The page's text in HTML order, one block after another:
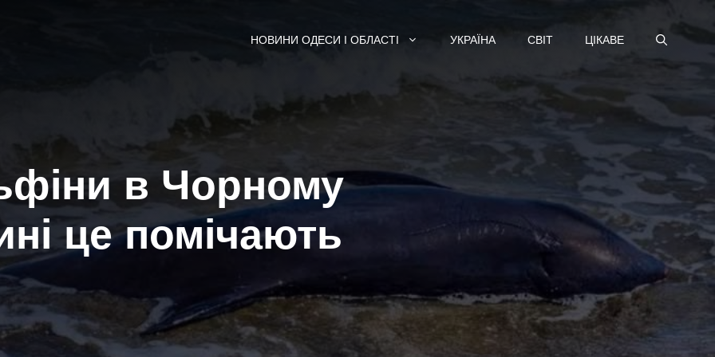
НОВИНИ ОДЕСИ І ОБЛАСТІ УКРАЇНА СВІТ ЦІКАВЕ
в Чорному
це помічають